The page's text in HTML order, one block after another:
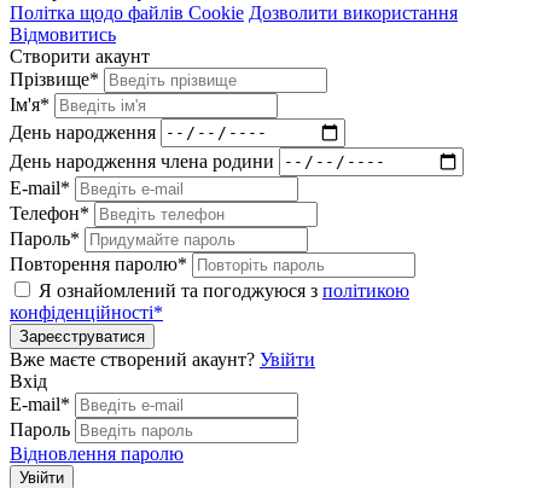
Політка щодо файлів Cookie Дозволити використання
Відмовитись
Створити акаунт
Прізвище*
Ім'я*
День народження
День народження члена родини
E-mail*
Телефон*
Пароль*
Повторення паролю*
Я ознайомлений та погоджуюся з політикою
конфіденційності*
Зареєструватися
Вже маєте створений акаунт? Увійти
Вхід
E-mail*
Пароль
Відновлення паролю
Увійти